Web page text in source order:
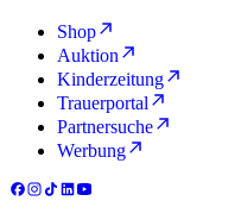
Shop
Auktion
Kinderzeitung
Trauerportal
Partnersuche
Werbung